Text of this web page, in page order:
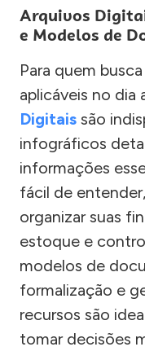
Arquivos
e Modelos de
Para quem
aplicáveis no dia
Digitais são
infográficos
informações
fácil de
organizar suas
estoque e
modelos de
formalização e
recursos são
tomar decisões